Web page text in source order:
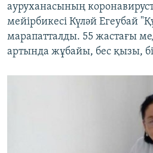
ауруханасының
мейірбикесі Күләй Егеубай
марапатталды. 55 жастағы
артында жұбайы, бес қызы,